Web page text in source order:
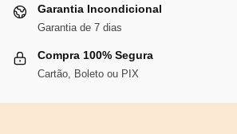
Garantia Incondicional
Garantia de 7 dias
Compra 100% Segura
Cartão, Boleto ou PIX